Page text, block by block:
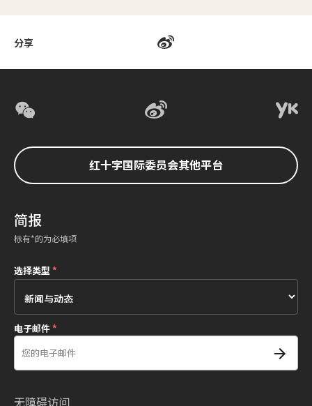
分享
红十字国际委员会其他平台
简报
标有*的为必填项
选择类型*
电子邮件*
无障碍访问